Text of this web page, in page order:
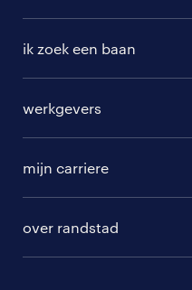
ik zoek een baan
randstad professional
werkgevers
hr-diensten
mijn carriere
over randstad